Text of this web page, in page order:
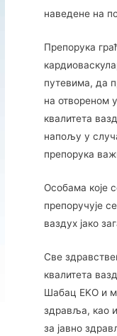
наведене на
Препорука
путевима, да
на отвореном
квалитета
напољу у
препорука
Особама које
препоручује
ваздух јако
Све
квалитета
Шабац EKО и
здравља, као
за јавно